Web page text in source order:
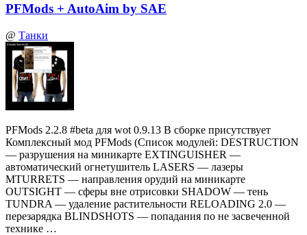
PFMods + AutoAim by SAE
@ Танки
PFMods 2.2.8 #beta для wot 0.9.13 В сборке присутствует
Комплексный мод PFMods (Список модулей: DESTRUCTION
— разрушения на миникарте EXTINGUISHER —
автоматический огнетушитель LASERS — лазеры
MTURRETS — направления орудий на миникарте
OUTSIGHT — сферы вне отрисовки SHADOW — тень
TUNDRA — удаление растительности RELOADING 2.0 —
перезарядка BLINDSHOTS — попадания по не засвеченной
технике …